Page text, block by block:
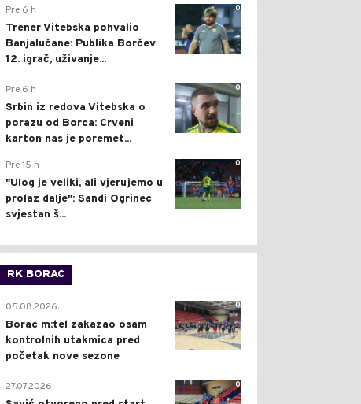
0
Pre 6 h
Trener Vitebska pohvalio
Banjalučane: Publika Borčev
12. igrač, uživanje...
0
Pre 6 h
Srbin iz redova Vitebska o
porazu od Borca: Crveni
karton nas je poremet...
0
Pre 15 h
"Ulog je veliki, ali vjerujemo u
prolaz dalje": Sandi Ogrinec
svjestan š...
RK BORAC
0
05.08.2026.
Borac m:tel zakazao osam
kontrolnih utakmica pred
početak nove sezone
0
27.07.2026.